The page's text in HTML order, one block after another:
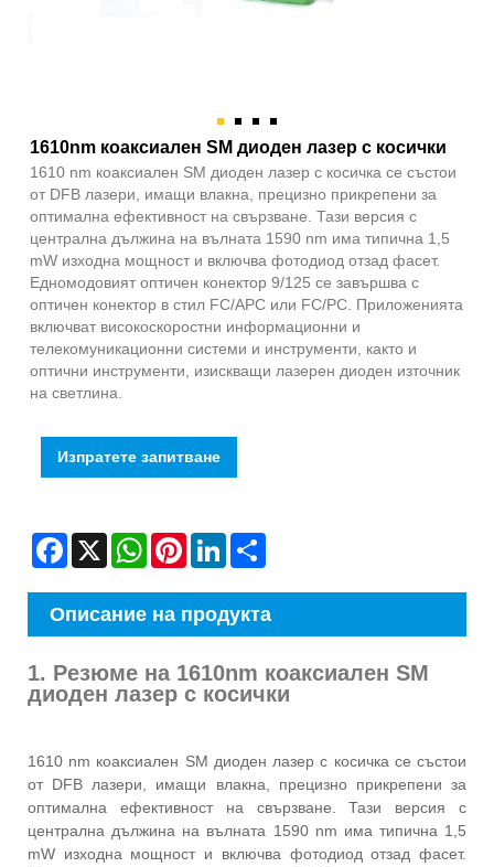
1610nm коаксиален SM диоден лазер с косички
1610 nm коаксиален SM диоден лазер с косичка се състои
от DFB лазери, имащи влакна, прецизно прикрепени за
оптимална ефективност на свързване. Тази версия с
централна дължина на вълната 1590 nm има типична 1,5
mW изходна мощност и включва фотодиод отзад фасет.
Едномодовият оптичен конектор 9/125 се завършва с
оптичен конектор в стил FC/APC или FC/PC. Приложенията
включват високоскоростни информационни и
телекомуникационни системи и инструменти, както и
оптични инструменти, изискващи лазерен диоден източник
на светлина.
Изпратете запитване
Facebook
X WhatsAppPinterestLinkedIn
Описание на продукта
1. Резюме на 1610nm коаксиален SM
диоден лазер с косички
1610 nm коаксиален SM диоден лазер с косичка се състои
от DFB лазери, имащи влакна, прецизно прикрепени за
оптимална ефективност на свързване. Тази версия с
централна дължина на вълната 1590 nm има типична 1,5
mW изходна мощност и включва фотодиод отзад фасет.